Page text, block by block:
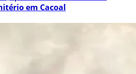
em Cacoal